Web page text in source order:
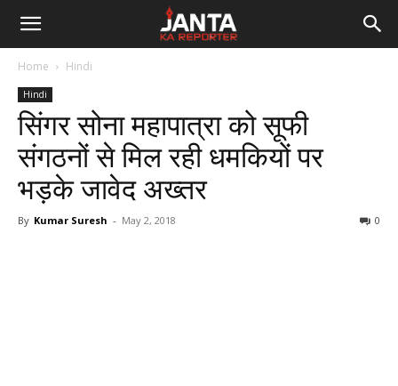
Janta
Reporter
Home Hindi
Hindi
सिंगर सोना महापात्रा को सूफी
संगठनों से मिल रही धमकियों पर
भड़के जावेद अख्तर
By Kumar Suresh - May 2, 2018 0